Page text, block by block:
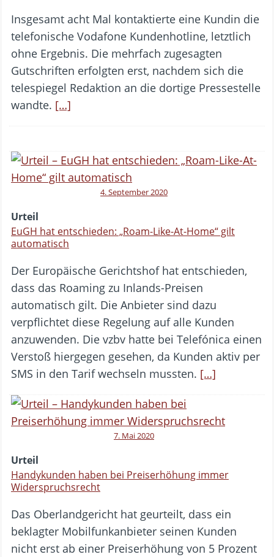
Insgesamt acht Mal kontaktierte eine Kundin die
telefonische Vodafone Kundenhotline, letztlich
ohne Ergebnis. Die mehrfach zugesagten
Gutschriften erfolgten erst, nachdem sich die
telespiegel Redaktion an die dortige Pressestelle
wandte. […]
4. September 2020
Urteil
EuGH hat entschieden: „Roam-Like-At-Home“ gilt
automatisch
Der Europäische Gerichtshof hat entschieden,
dass das Roaming zu Inlands-Preisen
automatisch gilt. Die Anbieter sind dazu
verpflichtet diese Regelung auf alle Kunden
anzuwenden. Die vzbv hatte bei Telefónica einen
Verstoß hiergegen gesehen, da Kunden aktiv per
SMS in den Tarif wechseln mussten. […]
7. Mai 2020
Urteil
Handykunden haben bei Preiserhöhung immer
Widerspruchsrecht
Das Oberlandgericht hat geurteilt, dass ein
beklagter Mobilfunkanbieter seinen Kunden
nicht erst ab einer Preiserhöhung von 5 Prozent